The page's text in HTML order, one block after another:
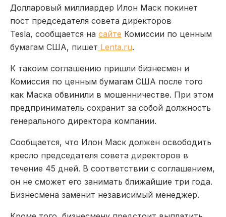
Долларовый миллиардер Илон Маск покинет
пост председателя совета директоров
Tesla, сообщается на сайте Комиссии по ценным
бумагам США, пишет Lenta.ru.
К такоим соглашению пришли бизнесмен и
Комиссия по ценным бумагам США после того
как Маска обвинили в мошенничестве. При этом
предприниматель сохранит за собой должность
генерального директора компании.
Сообщается, что Илон Маск должен освободить
кресло председателя совета директоров в
течение 45 дней. В соответствии с соглашением,
он не сможет его занимать ближайшие три года.
Бизнесмена заменит независимый менеджер.